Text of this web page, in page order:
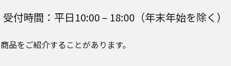
受付時間：平日10:00 – 18:00（年末年始を除く）
品をご紹介することがあります。